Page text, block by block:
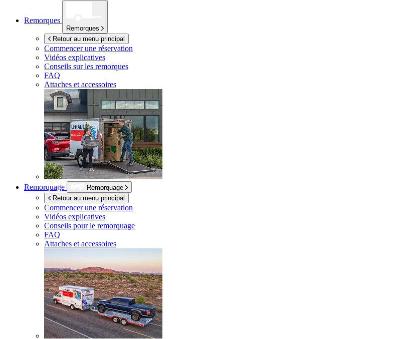
Remorques
Remorques
Retour au menu principal
Commencer une réservation
Vidéos explicatives
Conseils sur les remorques
FAQ
Attaches et accessoires
Remorquage
Remorquage
Retour au menu principal
Commencer une réservation
Vidéos explicatives
Conseils pour le remorquage
FAQ
Attaches et accessoires